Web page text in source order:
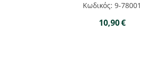
Κωδικός: 9-78001
10,90€